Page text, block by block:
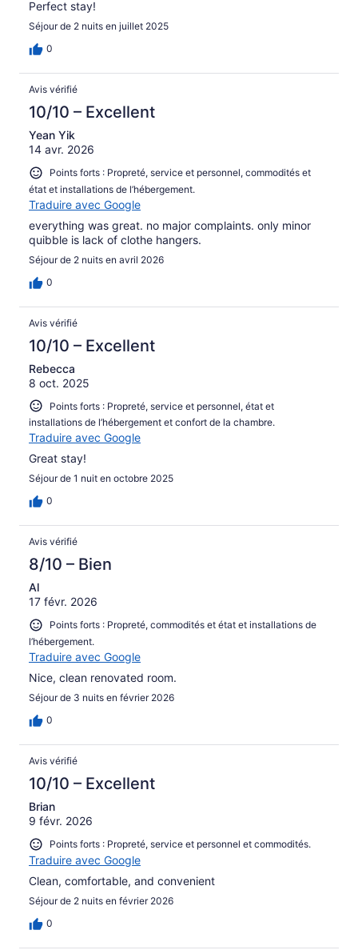
Perfect stay!
Séjour de 2 nuits en juillet 2025
0
Avis vérifié
10/10 – Excellent
Yean Yik
14 avr. 2026
Points forts : Propreté, service et personnel, commodités et
état et installations de l’hébergement.
Traduire avec Google
everything was great. no major complaints. only minor
quibble is lack of clothe hangers.
Séjour de 2 nuits en avril 2026
0
Avis vérifié
10/10 – Excellent
Rebecca
8 oct. 2025
Points forts : Propreté, service et personnel, état et
installations de l’hébergement et confort de la chambre.
Traduire avec Google
Great stay!
Séjour de 1 nuit en octobre 2025
0
Avis vérifié
8/10 – Bien
Al
17 févr. 2026
Points forts : Propreté, commodités et état et installations de
l’hébergement.
Traduire avec Google
Nice, clean renovated room.
Séjour de 3 nuits en février 2026
0
Avis vérifié
10/10 – Excellent
Brian
9 févr. 2026
Points forts : Propreté, service et personnel et commodités.
Traduire avec Google
Clean, comfortable, and convenient
Séjour de 2 nuits en février 2026
0